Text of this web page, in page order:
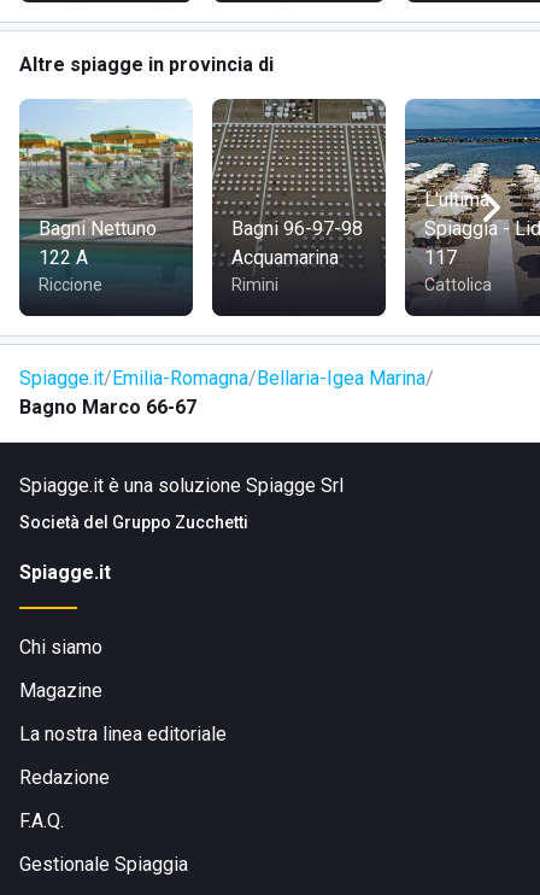
Altre spiagge in provincia di
Bagni Nettuno
122 A
Riccione
Bagni 96-97-98
Acquamarina
Rimini
L'ultima
Spiaggia -
117
Cattolica
Spiagge.it Emilia-Romagna Bellaria-Igea Marina
Bagno Marco 66-67
Spiagge.it è una soluzione Spiagge Srl
Società del Gruppo Zucchetti
Spiagge.it
Chi siamo
Magazine
La nostra linea editoriale
Redazione
F.A.Q.
Gestionale Spiaggia